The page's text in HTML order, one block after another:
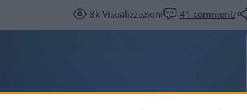
8kVisualizzazioni 41 commenti